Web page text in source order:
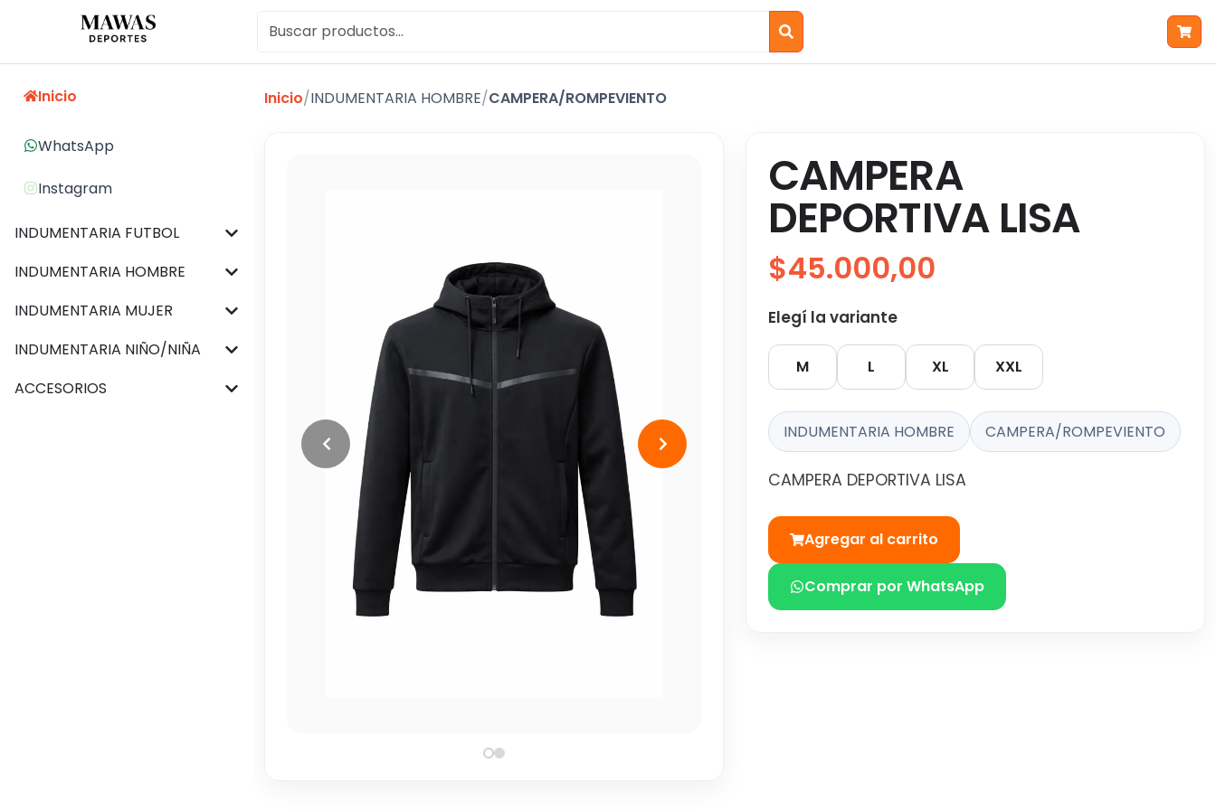
Inicio
WhatsApp
Instagram
INDUMENTARIA FUTBOL
INDUMENTARIA HOMBRE
INDUMENTARIA MUJER
INDUMENTARIA NIÑO/NIÑA
ACCESORIOS
Inicio/INDUMENTARIA HOMBRE/CAMPERA/ROMPEVIENTO
CAMPERA
DEPORTIVA LISA
$45.000,00
Elegí la variante
M L XL XXL
INDUMENTARIA HOMBRE CAMPERA/ROMPEVIENTO
CAMPERA DEPORTIVA LISA
Agregar al carrito
Comprar por WhatsApp